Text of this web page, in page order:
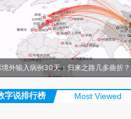
境外输入病例30天：归来之路几多曲折？
字说排行榜 Most Viewed